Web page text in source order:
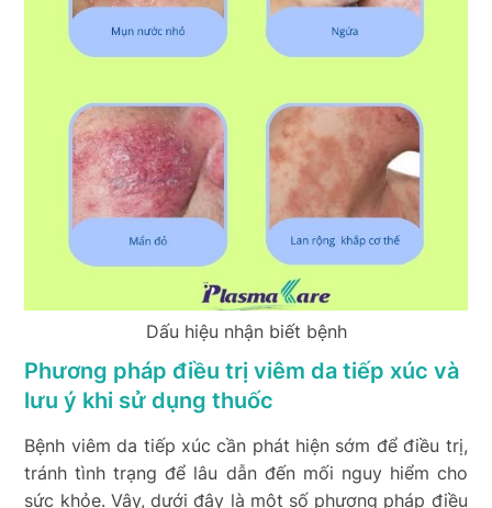
Dấu hiệu nhận biết bệnh
Phương pháp điều trị viêm da tiếp xúc và
lưu ý khi sử dụng thuốc
Bệnh viêm da tiếp xúc cần phát hiện sớm để điều trị,
tránh tình trạng để lâu dẫn đến mối nguy hiểm cho
sức khỏe. Vậy, dưới đây là một số phương pháp điều